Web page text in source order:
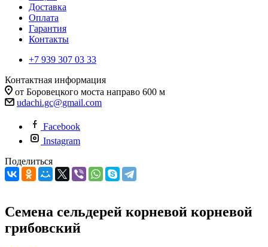
Доставка
Оплата
Гарантия
Контакты
+7 939 307 03 33
Контактная информация
от Боровецкого моста направо 600 м
udachi.gc@gmail.com
Facebook
Instagram
Поделиться
Семена сельдерей корневой корневой
грибовский